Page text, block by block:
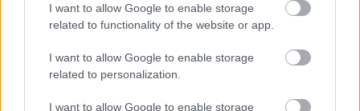
I want to allow Google to enable storage
related to functionality of the website or app.
I want to allow Google to enable storage
related to personalization.
I want to allow Google to enable storage